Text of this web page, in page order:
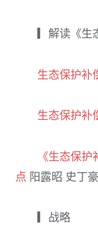
▎解读《生
生态保护补
生态保护补
《生态保
点 阳露昭 史丁豪
▎战略